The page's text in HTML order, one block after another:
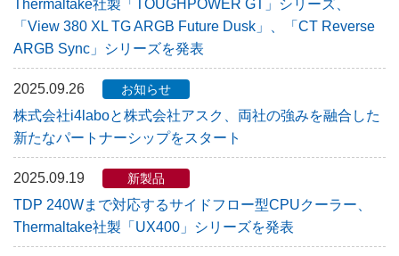
Thermaltake社製「TOUGHPOWER GT」シリーズ、
「View 380 XL TG ARGB Future Dusk」、「CT Reverse
ARGB Sync」シリーズを発表
2025.09.26 お知らせ
株式会社i4laboと株式会社アスク、両社の強みを融合した
新たなパートナーシップをスタート
2025.09.19 新製品
TDP 240Wまで対応するサイドフロー型CPUクーラー、
Thermaltake社製「UX400」シリーズを発表